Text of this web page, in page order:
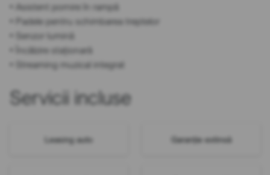
• Asistent pornire în rampă
• Padele pentru schimbarea treptelor
• Senzor lumină
• Încălzire staționară
• Streaming muzical integrat
Servicii incluse
Leasing auto Garanție extinsă